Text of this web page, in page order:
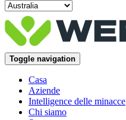
Toggle navigation
Casa
Aziende
Intelligence delle minacce
Chi siamo